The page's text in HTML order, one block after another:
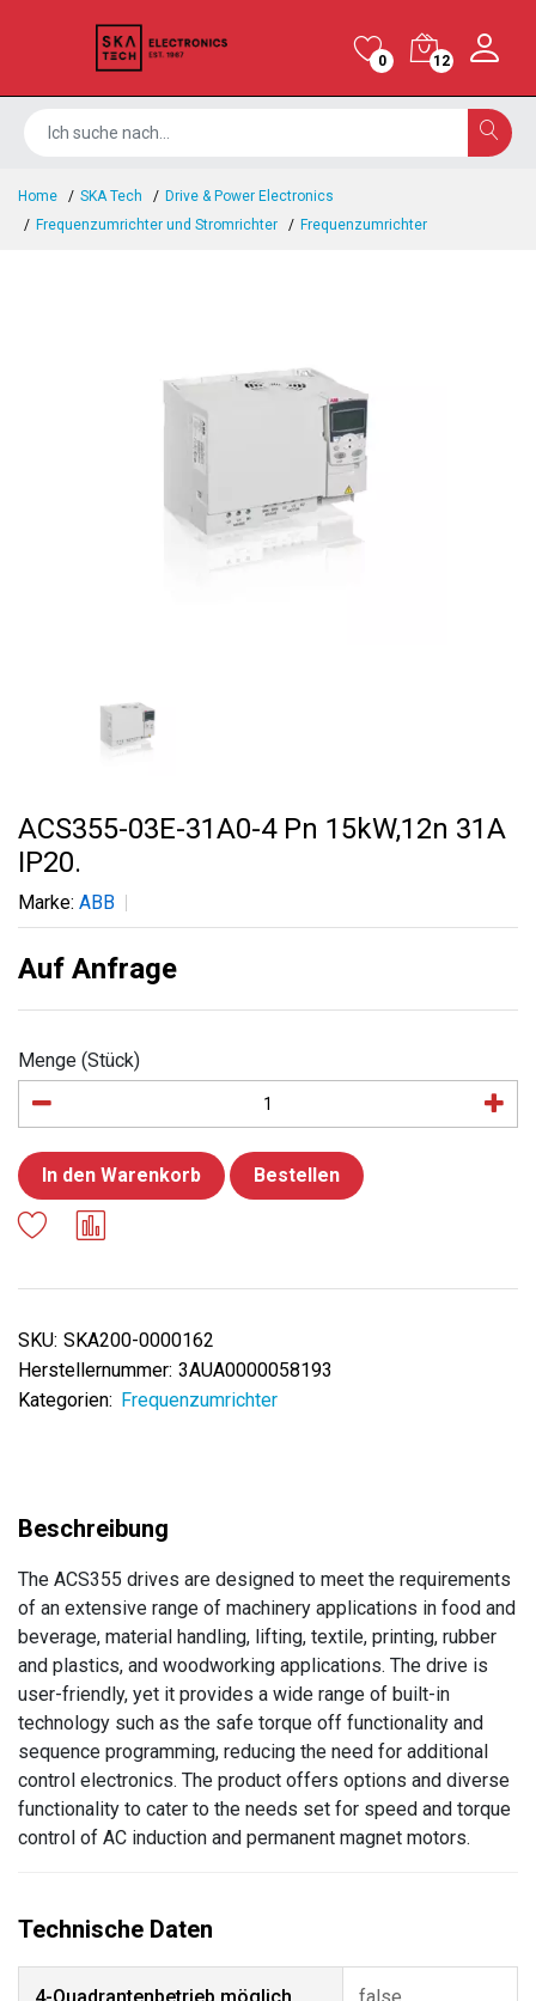
0 12
Home SKA Tech
Drive & Power Electronics
Frequenzumrichter und Stromrichter
Frequenzumrichter
ACS355-03E-31A0-4 Pn 15kW,12n 31A
IP20.
Marke: ABB
Auf Anfrage
Menge (Stück)
In den Warenkorb Bestellen
SKU: SKA200-0000162
Herstellernummer: 3AUA0000058193
Kategorien: Frequenzumrichter
The ACS355 drives are designed to meet the requirements
of an extensive range of machinery applications in food and
beverage, material handling, lifting, textile, printing, rubber
and plastics, and woodworking applications. The drive is
user-friendly, yet it provides a wide range of built-in
technology such as the safe torque off functionality and
sequence programming, reducing the need for additional
control electronics. The product offers options and diverse
functionality to cater to the needs set for speed and torque
control of AC induction and permanent magnet motors.